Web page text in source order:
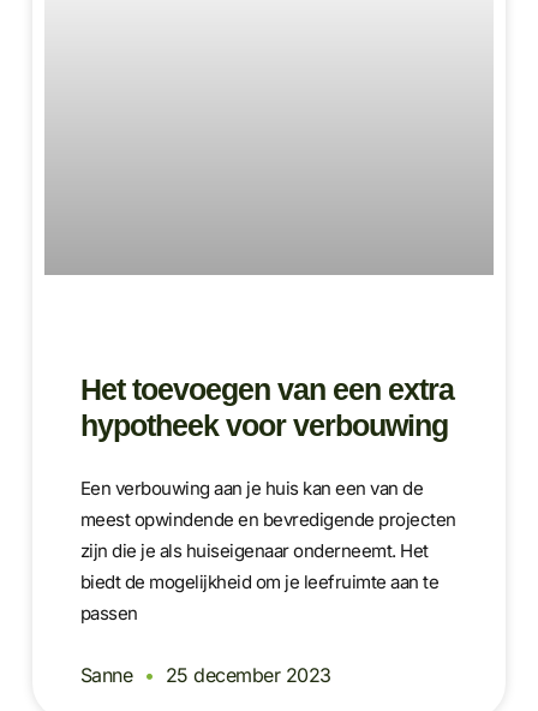
Het toevoegen van een extra
hypotheek voor verbouwing
Een verbouwing aan je huis kan een van de
meest opwindende en bevredigende projecten
zijn die je als huiseigenaar onderneemt. Het
biedt de mogelijkheid om je leefruimte aan te
passen
Sanne 25 december 2023